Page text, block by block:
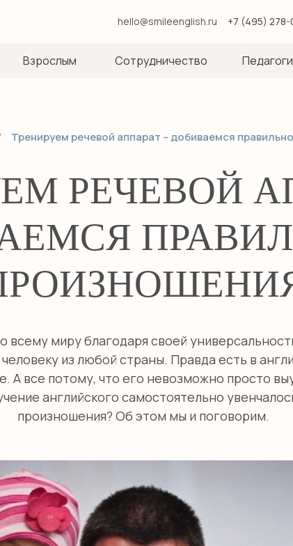
Взрослым Сотрудничество Педагоги
+7 (495)
hello@smileenglish.ru
Тренируем речевой аппарат – добиваемся
РЕЧЕВОЙ
всему миру благодаря своей
из любой страны. Правда есть в
А все потому, что его невозможно просто
английского самостоятельно
произношения? Об этом мы и поговорим.